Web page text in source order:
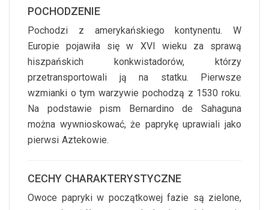
POCHODZENIE
Pochodzi z amerykańskiego kontynentu. W
Europie pojawiła się w XVI wieku za sprawą
hiszpańskich konkwistadorów, którzy
przetransportowali ją na statku. Pierwsze
wzmianki o tym warzywie pochodzą z 1530 roku.
Na podstawie pism Bernardino de Sahaguna
można wywnioskować, że paprykę uprawiali jako
pierwsi Aztekowie.
CECHY CHARAKTERYSTYCZNE
Owoce papryki w początkowej fazie są zielone,